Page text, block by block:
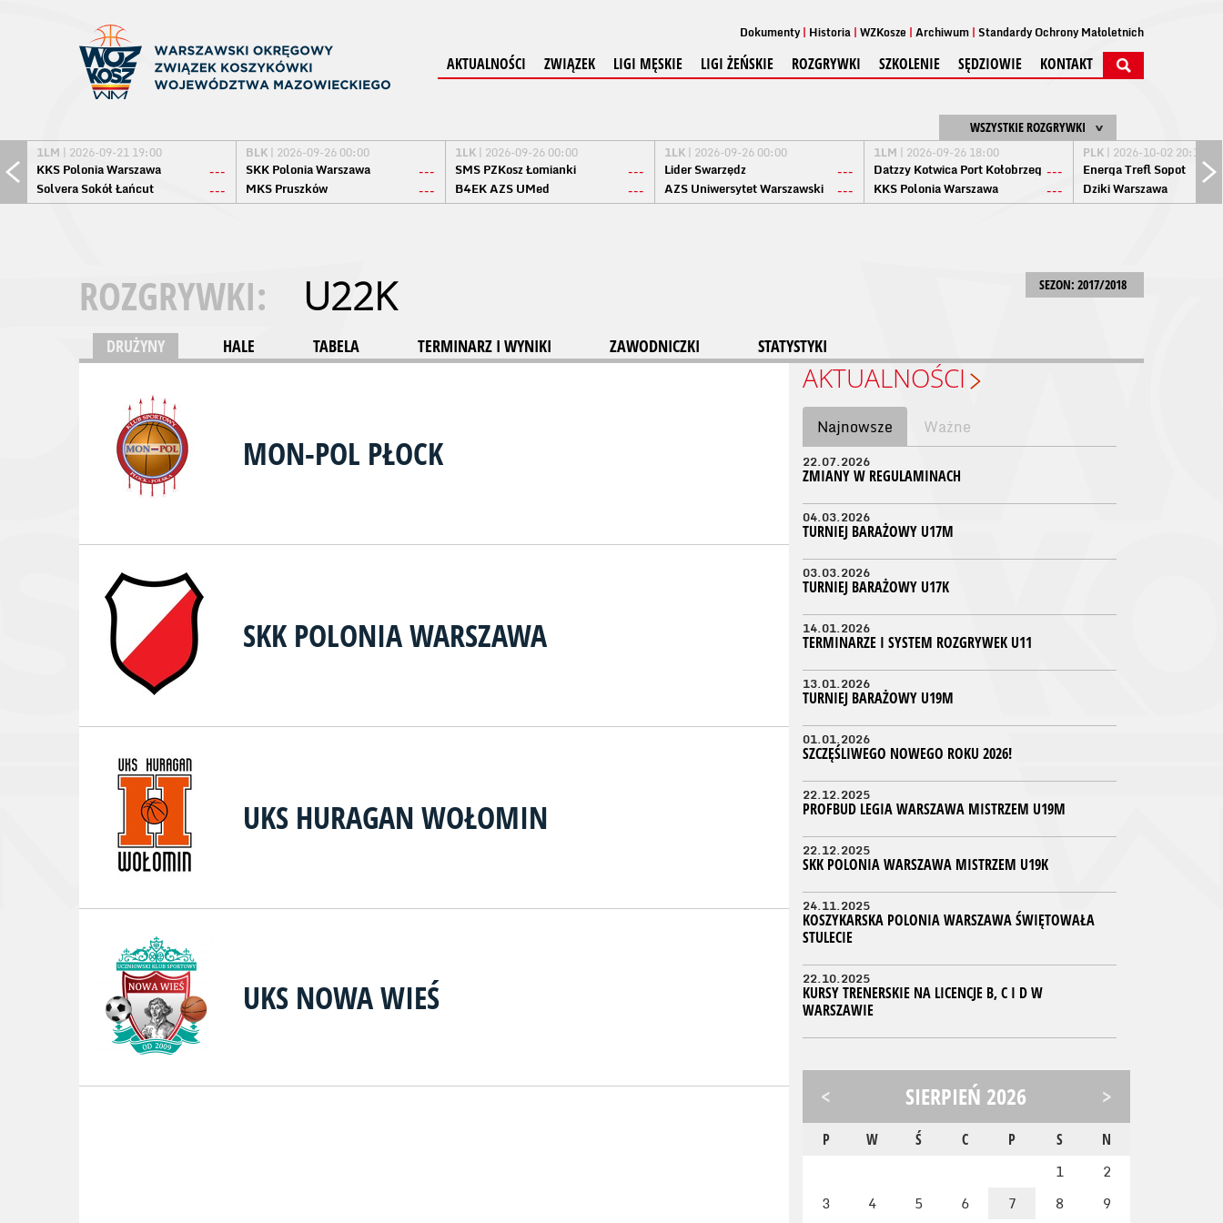
Dokumenty Historia WZKosze Archiwum Standardy Ochrony Małoletnich
AKTUALNOŚCI ZWIĄZEK LIGI MĘSKIE LIGI ŻEŃSKIE ROZGRYWKI SZKOLENIE SĘDZIOWIE KONTAKT
WSZYSTKIE ROZGRYWKI
1LM | 2026-09-21 19:00
KKS Polonia Warszawa
---
Solvera Sokół Łańcut
---
BLK | 2026-09-26 00:00
SKK Polonia Warszawa
---
MKS Pruszków
---
1LK | 2026-09-26 00:00
SMS PZKosz Łomianki
---
B4EK AZS UMed
---
1LK | 2026-09-26 00:00
Lider Swarzędz
---
AZS Uniwersytet Warszawski
---
1LM | 2026-09-26 18:00
Datzzy Kotwica Port Kołobrzeg ---
KKS Polonia Warszawa
---
PLK | 2026-10-02 20:15
Energa Trefl Sopot
Dziki Warszawa
SEZON: 2017/2018
ROZGRYWKI: U22K
DRUŻYNY HALE TABELA TERMINARZ I WYNIKI ZAWODNICZKI STATYSTYKI
MON-POL PŁOCK
SKK POLONIA WARSZAWA
UKS HURAGAN WOŁOMIN
UKS NOWA WIEŚ
AKTUALNOŚCI
Najnowsze Ważne
22.07.2026
ZMIANY W REGULAMINACH
04.03.2026
TURNIEJ BARAŻOWY U17M
03.03.2026
TURNIEJ BARAŻOWY U17K
14.01.2026
TERMINARZE I SYSTEM ROZGRYWEK U11
13.01.2026
TURNIEJ BARAŻOWY U19M
01.01.2026
SZCZĘŚLIWEGO NOWEGO ROKU 2026!
22.12.2025
PROFBUD LEGIA WARSZAWA MISTRZEM U19M
22.12.2025
SKK POLONIA WARSZAWA MISTRZEM U19K
24.11.2025
KOSZYKARSKA POLONIA WARSZAWA ŚWIĘTOWAŁA
STULECIE
22.10.2025
KURSY TRENERSKIE NA LICENCJE B, C I D W
WARSZAWIE
< SIERPIEŃ 2026 >
P W Ś C P S N
1
2
3
4 5 6 7 8 9